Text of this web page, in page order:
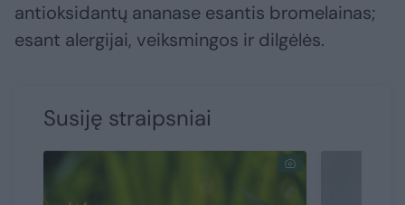
antioksidantų ananase esantis bromelainas;
esant alergijai, veiksmingos ir dilgėlės.
Susiję straipsniai